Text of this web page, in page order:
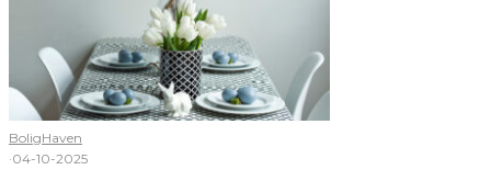
BoligHaven
·04-10-2025